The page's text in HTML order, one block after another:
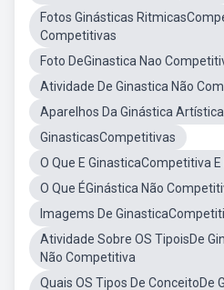
Fotos Ginásticas
Competitivas
Foto DeGinastica Nao
Atividade De Ginastica Não
Aparelhos Da Ginástica
GinasticasCompetitivas
O Que E GinasticaCompetitiva
O Que ÉGinástica Não
Imagems De
Atividade Sobre OS TipoisDe
Não Competitiva
Quais OS Tipos De ConceitoDe